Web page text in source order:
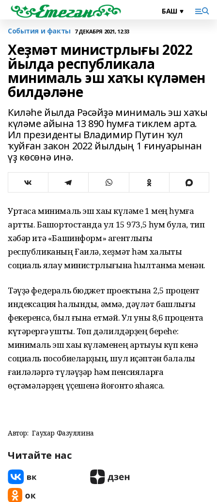
События и факты 7 ДЕКАБРЯ 2021, 12:33
Хеҙмәт министрлығы 2022
йылда республикала
минималь эш хаҡы күләмен
билдәләне
Киләһе йылда Рәсәйҙә минималь эш хаҡы
күләме айына 13 890 һумға тиклем арта.
Ил президенты Владимир Путин ҡул
ҡуйған закон 2022 йылдың 1 ғинуарынан
үҙ көсөнә инә.
Уртаса минималь эш хаҡы күләме 1 мең һумға
артты. Башҡортостанда ул 15 973,5 һум була, тип
хәбәр итә «Башинформ» агентлығы
республиканың Ғаилә, хеҙмәт һәм халыҡты
социаль яҡлау министрлығына һылтанма менән.
Тәүҙә федераль бюджет проектына 2,5 процент
индексация һалынды, әммә, дәүләт башлығы
фекеренсә, был ғына етмәй. Ул уны 8,6 процентҡа
күтәрергә ҡушты. Төп дәлилдәрҙең береһе:
минималь эш хаҡы күләменең артыуы күп кенә
социаль пособиеларҙың, шул иҫәптән балалы
ғаиләләргә түләүҙәр һәм пенсияларға
өҫтәмәләрҙең үҫешенә йоғонто яһаясаҡ.
Автор: Гаухар Фазуллина
Читайте нас